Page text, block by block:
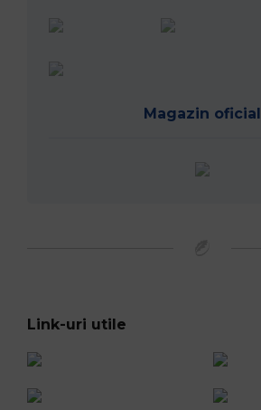
Magazin oficial
Link-uri utile